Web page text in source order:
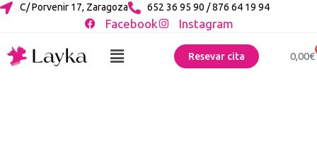
C/ Porvenir 17, Zaragoza 652 36 95 90 / 876 64 19 94
Facebook Instagram
Resevar cita 0,00€